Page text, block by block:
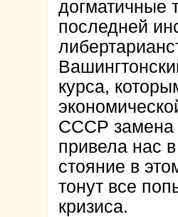
догматичные
последней
курса,
СССР замена
привела нас
стояние в
тонут все
кризиса.